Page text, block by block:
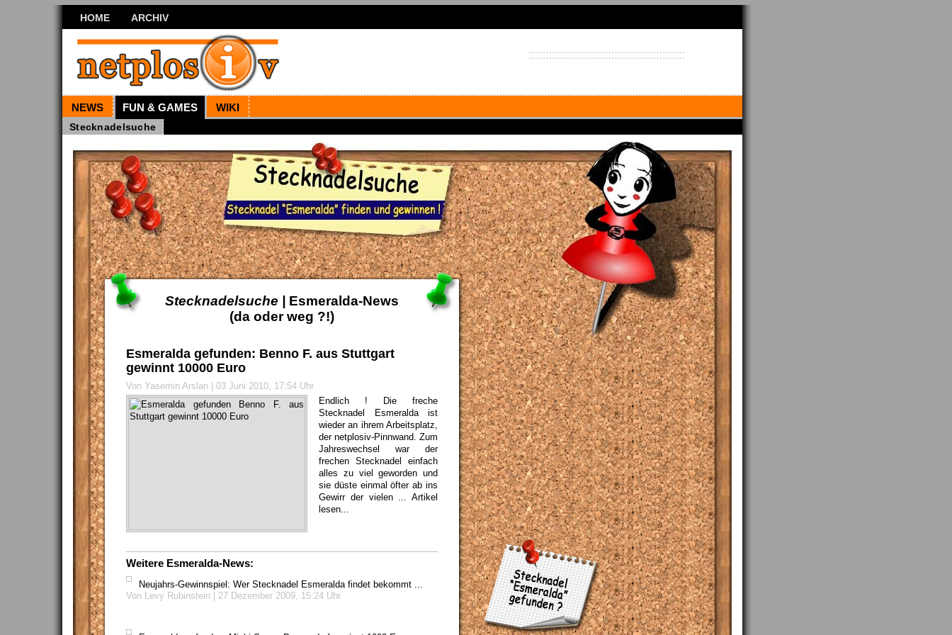
HOME ARCHIV
NEWS FUN & GAMES WIKI
Stecknadelsuche
Stecknadelsuche |
Esmeralda-News
(da oder weg ?!)
Esmeralda gefunden: Benno F. aus Stuttgart
gewinnt 10000 Euro
Von Yasemin Arslan | 03 Juni 2010, 17:54 Uhr
Endlich ! Die freche
Stecknadel Esmeralda ist
wieder an ihrem Arbeitsplatz,
der netplosiv-Pinnwand. Zum
Jahreswechsel war der
frechen Stecknadel einfach
alles zu viel geworden und
sie düste einmal öfter ab ins
Gewirr der vielen ... Artikel
lesen...
Weitere Esmeralda-News:
Neujahrs-Gewinnspiel: Wer Stecknadel Esmeralda findet bekommt ...
Von Levy Rubinstein | 27 Dezember 2009, 15:24 Uhr